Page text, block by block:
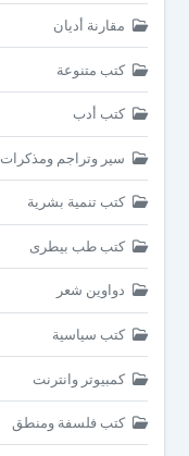
مقارنة أديان
كتب متنوعة
كتب أدب
سير وتراجم ومذكرات
كتب تنمية بشرية
كتب طب بيطرى
دواوين شعر
كتب سياسية
كمبيوتر وانترنت
كتب فلسفة ومنطق